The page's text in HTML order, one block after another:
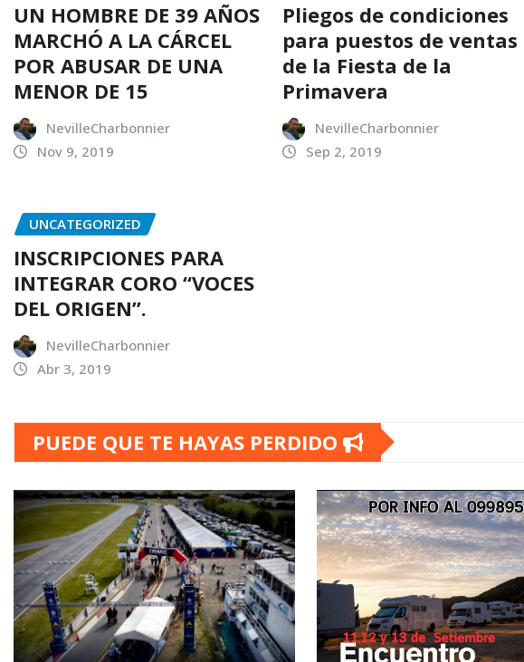
UN HOMBRE DE 39 AÑOS
MARCHÓ A LA CÁRCEL
POR ABUSAR DE UNA
MENOR DE 15
NevilleCharbonnier
Nov 9, 2019
Pliegos de condiciones
para puestos de ventas
de la Fiesta de la
Primavera
NevilleCharbonnier
Sep 2, 2019
UNCATEGORIZED
INSCRIPCIONES PARA
INTEGRAR CORO “VOCES
DEL ORIGEN”.
NevilleCharbonnier
Abr 3, 2019
PUEDE QUE TE HAYAS PERDIDO